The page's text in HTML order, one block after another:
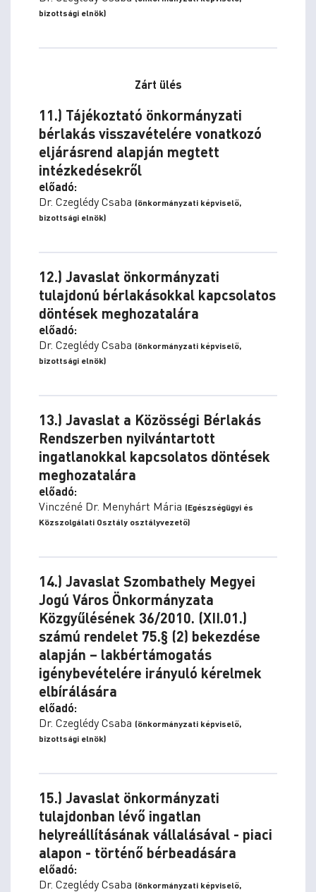
bizottsági elnök)
Zárt ülés
11.) Tájékoztató önkormányzati
bérlakás visszavételére vonatkozó
eljárásrend alapján megtett
intézkedésekről
előadó:
Dr. Czeglédy Csaba (önkormányzati képviselő,
bizottsági elnök)
12.) Javaslat önkormányzati
tulajdonú bérlakásokkal kapcsolatos
döntések meghozatalára
előadó:
Dr. Czeglédy Csaba (önkormányzati képviselő,
bizottsági elnök)
13.) Javaslat a Közösségi Bérlakás
Rendszerben nyilvántartott
ingatlanokkal kapcsolatos döntések
meghozatalára
előadó:
Vinczéné Dr. Menyhárt Mária (Egészségügyi és
Közszolgálati Osztály osztályvezető)
14.) Javaslat Szombathely Megyei
Jogú Város Önkormányzata
Közgyűlésének 36/2010. (XII.01.)
számú rendelet 75.§ (2) bekezdése
alapján – lakbértámogatás
igénybevételére irányuló kérelmek
elbírálására
előadó:
Dr. Czeglédy Csaba (önkormányzati képviselő,
bizottsági elnök)
15.) Javaslat önkormányzati
tulajdonban lévő ingatlan
helyreállításának vállalásával - piaci
alapon - történő bérbeadására
előadó:
Dr. Czeglédy Csaba (önkormányzati képviselő,